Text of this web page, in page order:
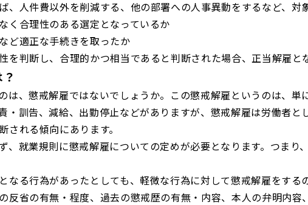
人件費以外を削減する、他の部署への人事異動をするなど、対
合理性のある選定となっているか
ど適正な手続きを取ったか
判断し、合理的かつ相当であると判断された場合、正当解雇と
は、懲戒解雇ではないでしょうか。この懲戒解雇というのは、単
・訓告、減給、出勤停止などがありますが、懲戒解雇は労働者
れる傾向にあります。
、就業規則に懲戒解雇についての定めが必要となります。つま
なる行為があったとしても、軽微な行為に対して懲戒解雇をす
反省の有無・程度、過去の懲戒歴の有無・内容、本人の弁明内